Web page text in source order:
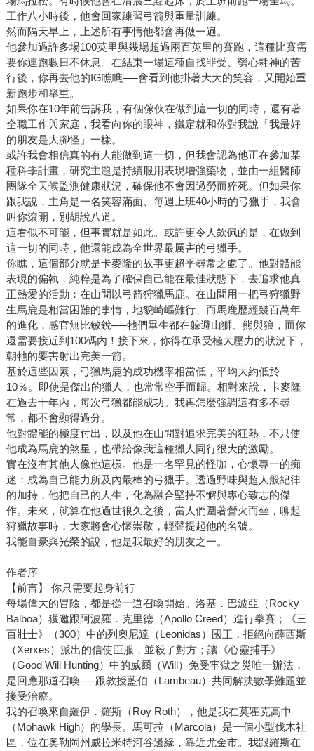
工作八小時後，他會回家練習弓箭與重量訓練。
然而隔天早上，上述所有事情他都會再做一遍。
他參加過許多場100英里與幾場超過兩百英里的賽跑，這種比賽需
要你連跑數日不休息。在結束一場這種自找罪受、勞心耗神的苦
行後，你再去他的IG瞧瞧──會看到他掛著大大的笑容，又開始重
新跑步和舉重。
如果你在10年前告訴我，有個傢伙在做到這一切的同時，還有著
全職工作與家庭，我看向你的眼神，鐵定就和你對我說「我最好
的朋友是大腳怪」一樣。
或許我會相信真的有人能做到這一切，但我會認為他正在參加某
種科學計畫，研究主題是持續服用表現增強藥物，並由一組醫師
團隊全天候監測健康狀況，確保他不會因過勞而猝死。但如果你
跟我說，主角是一名笑容滿面、每週上班40小時的弓獵手，我會
叫你滾開，別胡說八道。
這看似不可能，但事實就是如此。或許更令人欽佩的是，在做到
這一切的同時，他還能成為全世界最厲害的弓獵手。
你瞧，這個部分就是卡麥隆的故事更超乎尋常之處了。他對體能
表現的偏執，純粹是為了確保自己能在最佳狀態下，去追求他真
正熱愛的活動：在山間以弓箭狩獵馬鹿。在山間用一把弓狩獵野
生馬鹿是相當困難的事情，地貌崎嶇難行、而馬鹿歷經幾百萬年
的進化，感官無比敏銳──牠們畢生都在躲避山獅、熊與狼，而你
還需要接近到100碼內！接下來，你得在承受極大壓力的狀況下，
朝牠的要害射出完美一箭。
基於這些因素，弓獵馬鹿的成功機率相當低，平均大約低於
10％。即使是傑出的獵人，也常常空手而歸。相對來說，卡麥隆
在過去十年內，每次弓獵都能成功。我再怎麼強調這有多不尋
常，都不會顯得過分。
他對體能的極度付出，以及他在山間對追求完美的狂熱，不只使
他成為馬鹿的煞星，也帶給像我這種獵人同行很大的激勵。
實在沒有其他人像他這樣。他是一名罕見的怪咖，心懷專一的痴
迷：成為自己能力所及內最棒的弓獵手。透過野味與超人般紀律
的加持，他把自己的人生，化為融合堅持不懈與專心致志的傑
作。未來，就算在他過世很久之後，當人們圍著營火而坐，聊起
狩獵故事時，大家將會心懷崇敬，輕聲提起他的名號。
我能自豪與光榮的說，他是我最好的朋友之一。
作者序
【前言】 你只需要起身前行
每場偉大的冒險，都是從一道召喚開始。洛基．巴波亞（Rocky
Balboa）獲邀跟阿波羅．克里德（Apollo Creed）進行拳賽；《三
百壯士》（300）中的列奧尼達（Leonidas）國王，拒絕向薛西斯
（Xerxes）派出的信使臣服，並殺了對方；讓《心靈捕手》
（Good Will Hunting）中的威爾（Will）免受牢獄之災唯一辦法，
是回應那道召喚──跟教授藍伯（Lambeau）共同解決數學難題並
接受治療。
我的召喚來自羅伊．羅斯（Roy Roth），他是我在莫霍克高中
（Mohawk High）的學長。馬可拉（Marcola）是一個小型伐木社
區，位在奧勒岡州威拉米特河谷邊緣，靠近尤金市。我跟羅斯在